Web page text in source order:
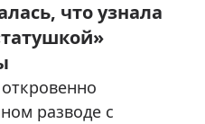
что узнала
разводе с